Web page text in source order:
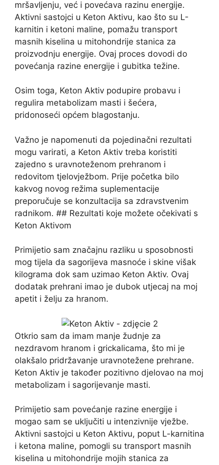
mršavljenju, već i povećava razinu energije.
Aktivni sastojci u Keton Aktivu, kao što su L-
karnitin i ketoni maline, pomažu transport
masnih kiselina u mitohondrije stanica za
proizvodnju energije. Ovaj proces dovodi do
povećanja razine energije i gubitka težine.
Osim toga, Keton Aktiv podupire probavu i
regulira metabolizam masti i šećera,
pridonoseći općem blagostanju.
Važno je napomenuti da pojedinačni rezultati
mogu varirati, a Keton Aktiv treba koristiti
zajedno s uravnoteženom prehranom i
redovitom tjelovježbom. Prije početka bilo
kakvog novog režima suplementacije
preporučuje se konzultacija sa zdravstvenim
radnikom. ## Rezultati koje možete očekivati ​​s
Keton Aktivom
Primijetio sam značajnu razliku u sposobnosti
mog tijela da sagorijeva masnoće i skine višak
kilograma dok sam uzimao Keton Aktiv. Ovaj
dodatak prehrani imao je dubok utjecaj na moj
apetit i želju za hranom.
Otkrio sam da imam manje žudnje za
nezdravom hranom i grickalicama, što mi je
olakšalo pridržavanje uravnotežene prehrane.
Keton Aktiv je također pozitivno djelovao na moj
metabolizam i sagorijevanje masti.
Primijetio sam povećanje razine energije i
mogao sam se uključiti u intenzivnije vježbe.
Aktivni sastojci u Keton Aktivu, poput L-karnitina
i ketona maline, pomogli su transport masnih
kiselina u mitohondrije mojih stanica za